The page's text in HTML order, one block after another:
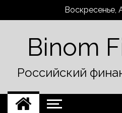
Воскресенье,
Binom
Российский